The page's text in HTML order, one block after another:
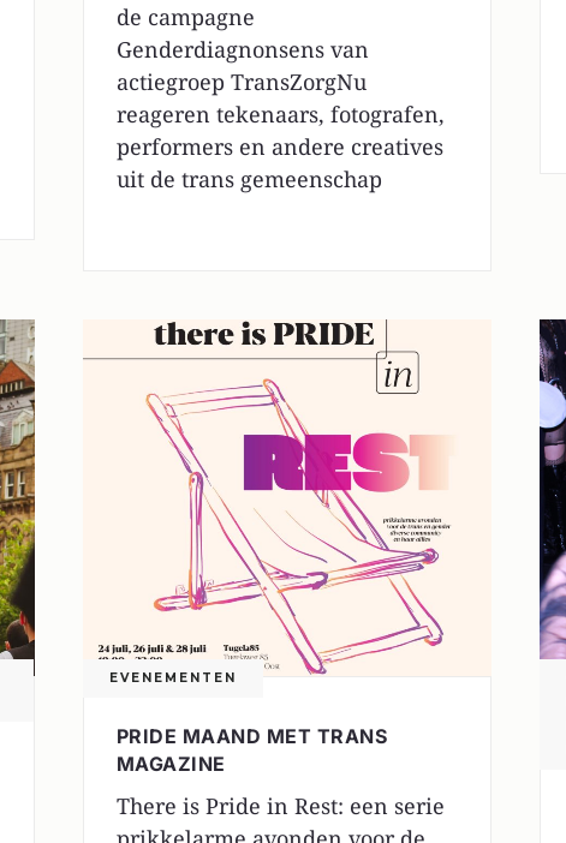
de campagne
Genderdiagnonsens van
actiegroep TransZorgNu
reageren tekenaars, fotografen,
performers en andere creatives
uit de trans gemeenschap
EVENEMENTEN
PRIDE MAAND MET TRANS
MAGAZINE
There is Pride in Rest: een serie